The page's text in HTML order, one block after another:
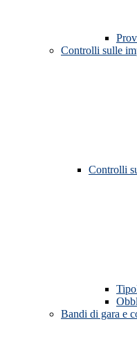
Controlli sulle
Controlli
Bandi di gara e